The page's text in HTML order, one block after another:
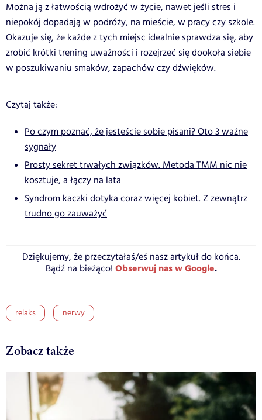
Można ją z łatwością wdrożyć w życie, nawet jeśli stres i
niepokój dopadają w podróży, na mieście, w pracy czy szkole.
Okazuje się, że każde z tych miejsc idealnie sprawdza się, aby
zrobić krótki trening uważności i rozejrzeć się dookoła siebie
w poszukiwaniu smaków, zapachów czy dźwięków.
Czytaj także:
Po czym poznać, że jesteście sobie pisani? Oto 3 ważne
sygnały
Prosty sekret trwałych związków. Metoda TMM nic nie
kosztuje, a łączy na lata
Syndrom kaczki dotyka coraz więcej kobiet. Z zewnątrz
trudno go zauważyć
Dziękujemy, że przeczytałaś/eś nasz artykuł do końca.
Bądź na bieżąco! Obserwuj nas w Google.
relaks nerwy
Zobacz także